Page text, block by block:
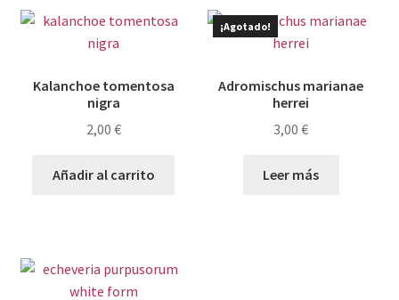
Kalanchoe tomentosa
nigra
2,00 €
Añadir al carrito
¡Agotado!
Adromischus marianae
herrei
3,00€
Leer más